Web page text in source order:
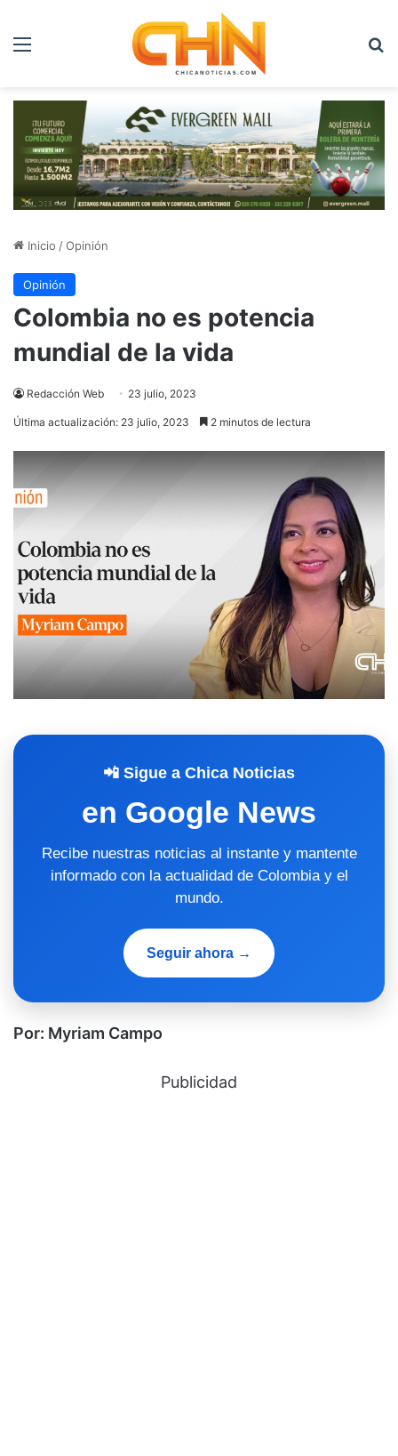
Menú
Inicio /Opinión
Opinión
Colombia no es potencia
mundial de la vida
Redacción Web 23 julio, 2023
Última actualización: 23 julio, 2023 2 minutos de lectura
📲 Sigue a Chica Noticias
en Google News
Recibe nuestras noticias al instante y mantente
informado con la actualidad de Colombia y el
mundo.
Seguir ahora →
Por: Myriam Campo
Publicidad